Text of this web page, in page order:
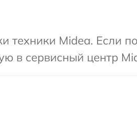
техники Midea. Если
в сервисный центр